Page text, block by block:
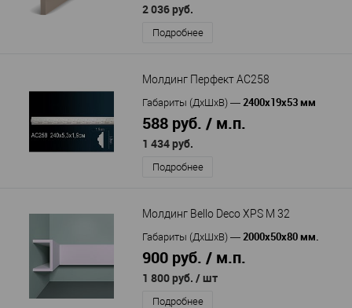
2 036 руб.
Подробнее
Молдинг Перфект AC258
Габариты (ДхШхВ) — 2400х19х53 мм
588 руб. / м.п.
1 434 руб.
Подробнее
Молдинг Bello Deco XPS М 32
Габариты (ДхШхВ) — 2000х50х80 мм.
900 руб. / м.п.
1 800 руб. / шт
Подробнее